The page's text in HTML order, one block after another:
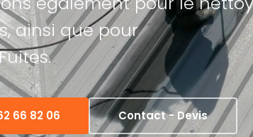
ainsi que pour
66 82 06 Contact - Devis